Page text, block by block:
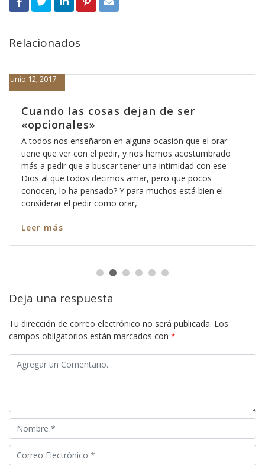
Relacionados
Cuando las cosas dejan de ser
«opcionales»
Junio 12, 2017
A todos nos enseñaron en alguna ocasión que el orar
tiene que ver con el pedir, y nos hemos acostumbrado
más a pedir que a buscar tener una intimidad con ese
Dios al que todos decimos amar, pero que pocos
conocen, lo ha pensado? Y para muchos está bien el
considerar el pedir como orar,
Leer más
Deja una respuesta
Tu dirección de correo electrónico no será publicada. Los
campos obligatorios están marcados con *